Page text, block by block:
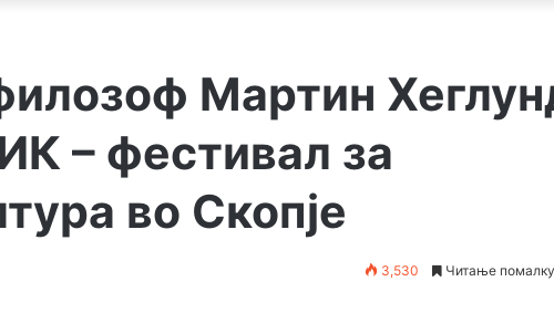
Мартин
– фестивал за
во Скопје
3,530 Читање